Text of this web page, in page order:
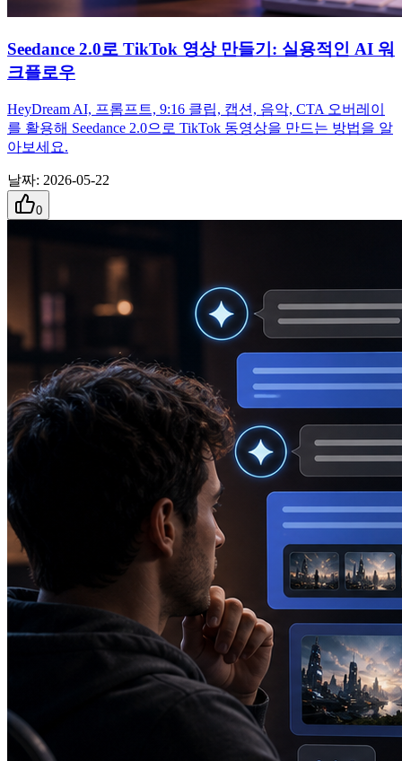
Seedance 2.0로 TikTok 영상 만들기: 실용적인 AI 워
크플로우
HeyDream AI, 프롬프트, 9:16 클립, 캡션, 음악, CTA 오버레이
를 활용해 Seedance 2.0으로 TikTok 동영상을 만드는 방법을 알
아보세요.
날짜: 2026-05-22
0